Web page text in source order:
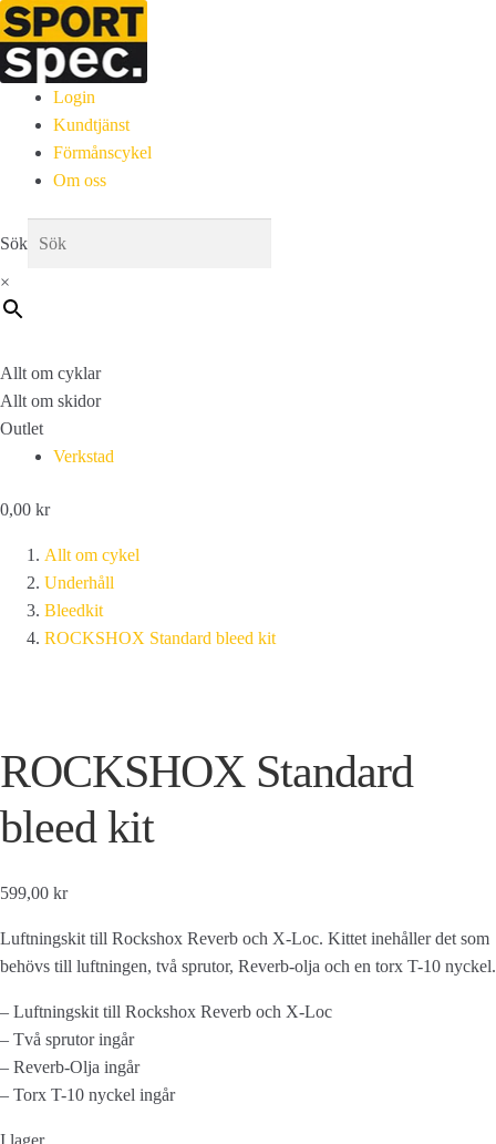
Login
Kundtjänst
Förmånscykel
Om oss
Sök
×
Allt om cyklar
Allt om skidor
Outlet
Verkstad
0,00 kr
Allt om cykel
Underhåll
Bleedkit
ROCKSHOX Standard bleed kit
ROCKSHOX Standard
bleed kit
599,00 kr
Luftningskit till Rockshox Reverb och X-Loc. Kittet inehåller det som
behövs till luftningen, två sprutor, Reverb-olja och en torx T-10 nyckel.
– Luftningskit till Rockshox Reverb och X-Loc
– Två sprutor ingår
– Reverb-Olja ingår
– Torx T-10 nyckel ingår